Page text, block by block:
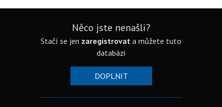
Něco jste nenašli?
Stačí se jen zaregistrovat a můžete tuto
databázi
DOPLNIT